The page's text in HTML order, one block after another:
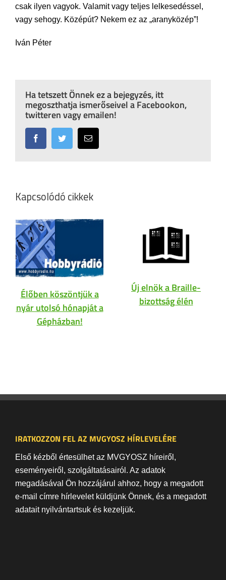
csak ilyen vagyok. Valamit vagy teljes lelkesedéssel,
vagy sehogy. Középút? Nekem ez az „aranyközép”!
Iván Péter
Ha tetszett Önnek ez a bejegyzés, itt
megoszthatja ismerőseivel a Facebookon,
twitteren vagy emailen!
FacebookTwitter Email:
Kapcsolódó cikkek
Élőben köszöntjük a
nyár utolsó hónapját a
Gépházban!
Új elnök a Braille-
bizottság élén
IRATKOZZON FEL AZ MVGYOSZ HÍRLEVELÉRE
Első kézből értesülhet az MVGYOSZ híreiről,
eseményeiről, szolgáltatásairól. Az adatok
megadásával Ön hozzájárul ahhoz, hogy a megadott
e-mail címre hírlevelet küldjünk Önnek, és a megadott
adatait nyilvántartsuk és kezeljük.